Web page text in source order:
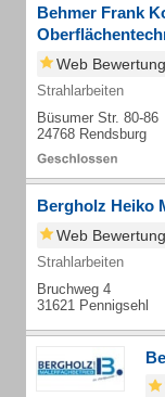
Behmer Frank
Web
Strahlarbeiten
Büsumer Str. 80-86
24768 Rendsburg
Bergholz Heiko
Web
Strahlarbeiten
Bruchweg 4
31621 Pennigsehl